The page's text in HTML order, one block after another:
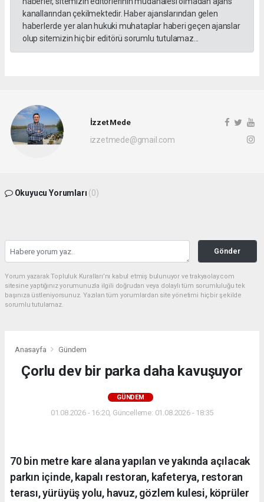
kanallarından çekilmektedir. Haber ajanslarından gelen
haberlerde yer alan hukuki muhataplar haberi geçen ajanslar
olup sitemizin hiç bir editörü sorumlu tutulamaz...
İzzet Mede
izzetmede@gmail.com
Okuyucu Yorumları (0)
Gönder
Yorum yazarak Topluluk Kuralları’nı kabul etmiş bulunuyor ve trakyaolay.com
sitesine yaptığınız yorumunuzla ilgili doğrudan veya dolaylı tüm sorumluluğu tek
başınıza üstleniyorsunuz. Yazılan tüm yorumlardan site yönetimi hiçbir şekilde
sorumlu tutulamaz.
Anasayfa Gündem
Çorlu dev bir parka daha kavuşuyor
GÜNDEM
01.08.2026 - 16:20, Güncelleme: 01.08.2026 - 18:35
70 bin metre kare alana yapılan ve yakında açılacak
parkın içinde, kapalı restoran, kafeterya, restoran
terası, yürüyüş yolu, havuz, gözlem kulesi, köprüler